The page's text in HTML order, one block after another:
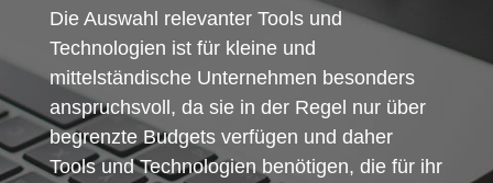
Die Auswahl relevanter Tools und
Technologien ist für kleine und
mittelständische Unternehmen besonders
anspruchsvoll, da sie in der Regel nur über
begrenzte Budgets verfügen und daher
Tools und Technologien benötigen, die für ihr